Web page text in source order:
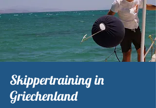
Skippertraining in
Griechenland